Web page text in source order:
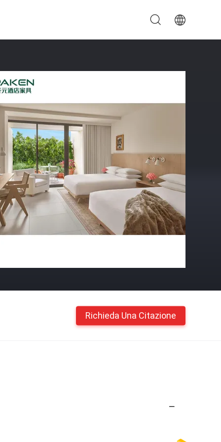
Richieda Una Citazione